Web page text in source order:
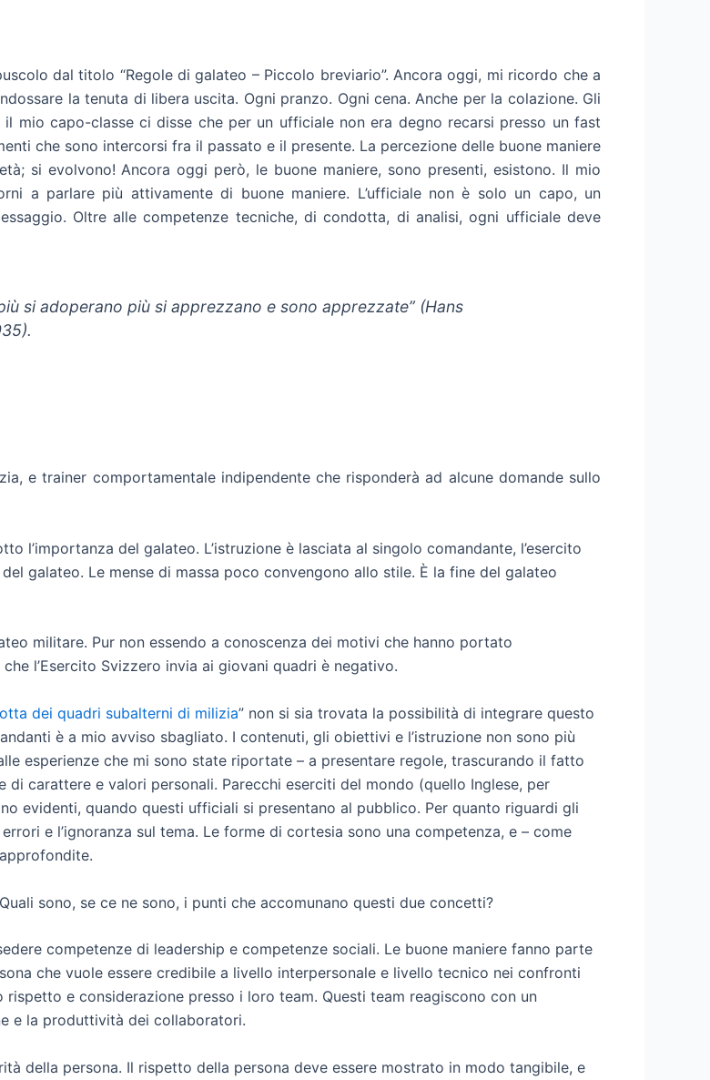
dal titolo “Regole di galateo – Piccolo breviario”. Ancora oggi, mi ricordo che a
la tenuta di libera uscita. Ogni pranzo. Ogni cena. Anche per la colazione. Gli
il mio capo-classe ci disse che per un ufficiale non era degno recarsi presso un fast
che sono intercorsi fra il passato e il presente. La percezione delle buone maniere
si evolvono! Ancora oggi però, le buone maniere, sono presenti, esistono. Il mio
a parlare più attivamente di buone maniere. L’ufficiale non è solo un capo, un
Oltre alle competenze tecniche, di condotta, di analisi, ogni ufficiale deve
si adoperano più si apprezzano e sono apprezzate” (Hans
e trainer comportamentale indipendente che risponderà ad alcune domande sullo
l’importanza del galateo. L’istruzione è lasciata al singolo comandante, l’esercito
galateo. Le mense di massa poco convengono allo stile. È la fine del galateo
militare. Pur non essendo a conoscenza dei motivi che hanno portato
l’Esercito Svizzero invia ai giovani quadri è negativo.
dei quadri subalterni di milizia” non si sia trovata la possibilità di integrare questo
è a mio avviso sbagliato. I contenuti, gli obiettivi e l’istruzione non sono più
esperienze che mi sono state riportate – a presentare regole, trascurando il fatto
carattere e valori personali. Parecchi eserciti del mondo (quello Inglese, per
evidenti, quando questi ufficiali si presentano al pubblico. Per quanto riguardi gli
e l’ignoranza sul tema. Le forme di cortesia sono una competenza, e – come
sono, se ce ne sono, i punti che accomunano questi due concetti?
competenze di leadership e competenze sociali. Le buone maniere fanno parte
che vuole essere credibile a livello interpersonale e livello tecnico nei confronti
e considerazione presso i loro team. Questi team reagiscono con un
e la produttività dei collaboratori.
della persona. Il rispetto della persona deve essere mostrato in modo tangibile, e